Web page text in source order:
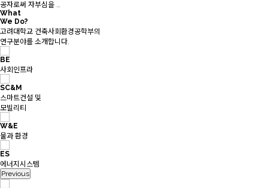
공자로써 자부심을 …
What
We Do?
고려대학교 건축사회환경공학부의
연구분야를 소개합니다.
BE
사회인프라
SC&M
스마트건설 및
모빌리티
W&E
물과 환경
ES
에너지시스템
Previous